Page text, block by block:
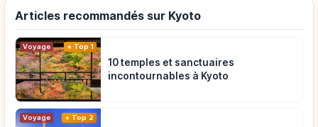
Articles recommandés sur Kyoto
Voyage Top 1
10 temples et sanctuaires
incontournables à Kyoto
Voyage Top 2